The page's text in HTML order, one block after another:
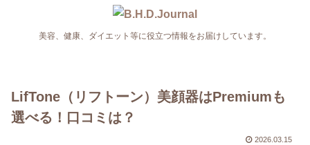
美容、健康、ダイエット等に役立つ情報をお届けしています。
LifTone（リフトーン）美顔器はPremiumも
選べる！口コミは？
2026.03.15